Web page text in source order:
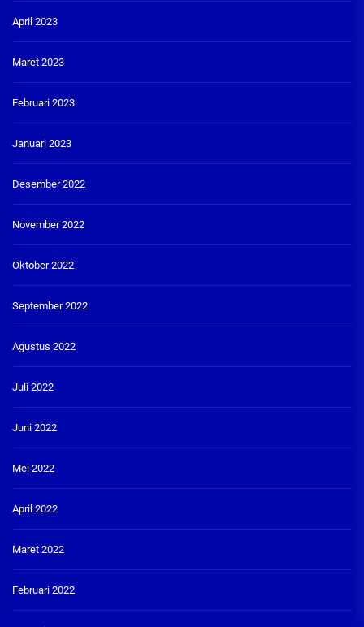
April 2023
Maret 2023
Februari 2023
Januari 2023
Desember 2022
November 2022
Oktober 2022
September 2022
Agustus 2022
Juli 2022
Juni 2022
Mei 2022
April 2022
Maret 2022
Februari 2022